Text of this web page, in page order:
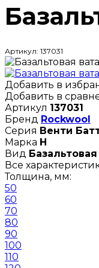
Артикул: 137031
Добавить в
Добавить в
Артикул 137031
Бренд Rockwool
Серия Венти
Марка Н
Вид Базальтовая
Все
Толщина, мм:
50
60
70
80
90
100
110